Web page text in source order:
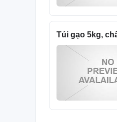
Túi gạo 5kg,